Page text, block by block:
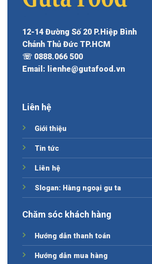
12-14 Đường Số 20 P.Hiệp Bình
Chánh Thủ Đức TP.HCM
☏ 0888.066 500
Email: lienhe@gutafood.vn
Liên hệ
Giới thiệu
Tin tức
Liên hệ
Slogan: Hàng ngoại gu ta
Chăm sóc khách hàng
Hướng dẫn thanh toán
Hướng dẫn mua hàng